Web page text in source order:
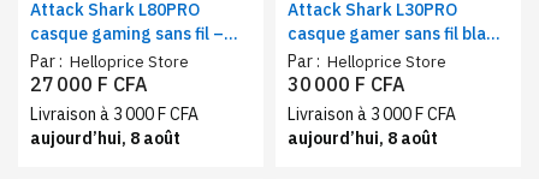
Attack Shark L80PRO
casque gaming sans fil –
tri-mode, ultra léger, micro
détachable design noir
Par : Helloprice Store
27 000 F CFA
Livraison à 3 000 F CFA
aujourd’hui, 8 août
Attack Shark L30PRO
casque gamer sans fil blanc
| tri-mode, son surround
7.1, ultra confortable
Par : Helloprice Store
30 000 F CFA
Livraison à 3 000 F CFA
aujourd’hui, 8 août